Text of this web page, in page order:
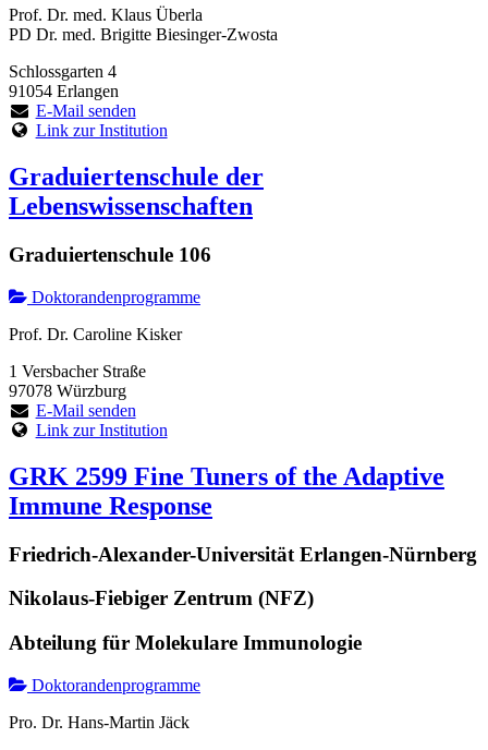
Prof. Dr. med. Klaus Überla
PD Dr. med. Brigitte Biesinger-Zwosta
Schlossgarten 4
91054 Erlangen
E-Mail senden
Link zur Institution
Graduiertenschule der
Lebenswissenschaften
Graduiertenschule 106
Doktorandenprogramme
Prof. Dr. Caroline Kisker
1 Versbacher Straße
97078 Würzburg
E-Mail senden
Link zur Institution
GRK 2599 Fine Tuners of the Adaptive
Immune Response
Friedrich-Alexander-Universität Erlangen-Nürnberg
Nikolaus-Fiebiger Zentrum (NFZ)
Abteilung für Molekulare Immunologie
Doktorandenprogramme
Pro. Dr. Hans-Martin Jäck